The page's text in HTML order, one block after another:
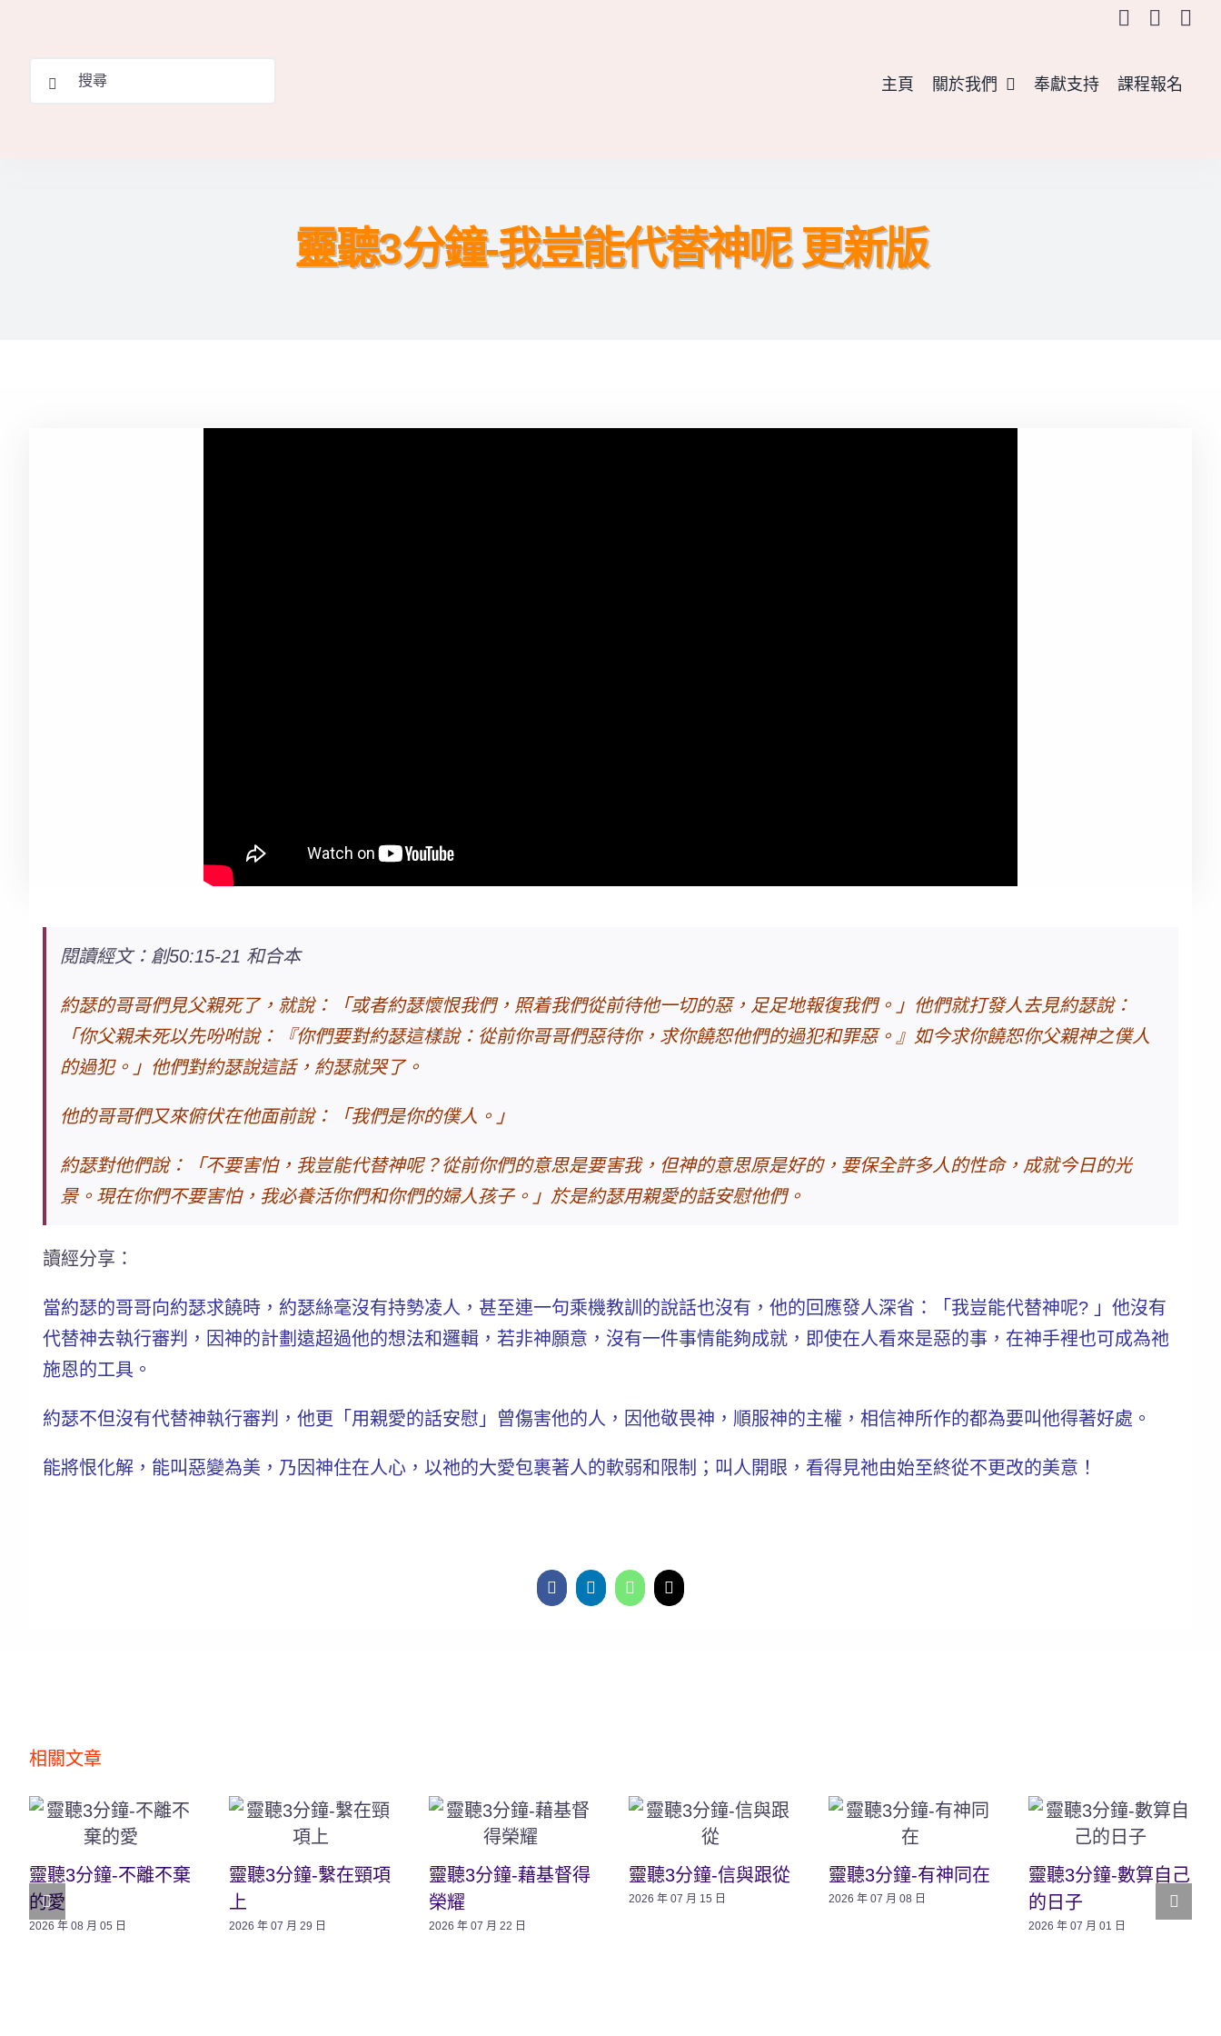
contentSearch
主頁 關於我們 奉獻支持 課程報名
靈聽3分鐘-我豈能代替神呢 更新版
閱讀經文：創50:15-21 和合本
約瑟的哥哥們見父親死了，就說：「或者約瑟懷恨我們，照着我們從前待他一切的惡，足足地報復我們。」他們就打發人去見約瑟說：
「你父親未死以先吩咐說：『你們要對約瑟這樣說：從前你哥哥們惡待你，求你饒恕他們的過犯和罪惡。』如今求你饒恕你父親神之僕人
的過犯。」他們對約瑟說這話，約瑟就哭了。
他的哥哥們又來俯伏在他面前說：「我們是你的僕人。」
約瑟對他們說：「不要害怕，我豈能代替神呢？從前你們的意思是要害我，但神的意思原是好的，要保全許多人的性命，成就今日的光
景。現在你們不要害怕，我必養活你們和你們的婦人孩子。」於是約瑟用親愛的話安慰他們。
讀經分享：
當約瑟的哥哥向約瑟求饒時，約瑟絲毫沒有持勢凌人，甚至連一句乘機教訓的說話也沒有，他的回應發人深省： 「我豈能代替神呢? 」 他沒有
代替神去執行審判，因神的計劃遠超過他的想法和邏輯，若非神願意，沒有一件事情能夠成就， 即使在人看來是惡的事，在神手裡也可成為祂
施恩的工具。
約瑟不但沒有代替神執行審判，他更「用親愛的話安慰」曾傷害他的人，因他敬畏神，順服神的主權，相信神所作的都為要叫他得著好處。
能將恨化解，能叫惡變為美，乃因神住在人心，以祂的大愛包裹著人的軟弱和限制；叫人開眼，看得見祂由始至終從不更改的美意！
相關文章
靈聽3分鐘-不離不棄
的愛
2026 年 08 月 05 日
靈聽3分鐘-繫在頸項
上
2026 年 07 月 29 日
靈聽3分鐘-藉基督得
榮耀
2026 年 07 月 22 日
靈聽3分鐘-信與跟從
2026 年 07 月 15 日
靈聽3分鐘-有神同在
2026 年 07 月 08 日
靈聽3分鐘-數算自己
的日子
2026 年 07 月 01 日